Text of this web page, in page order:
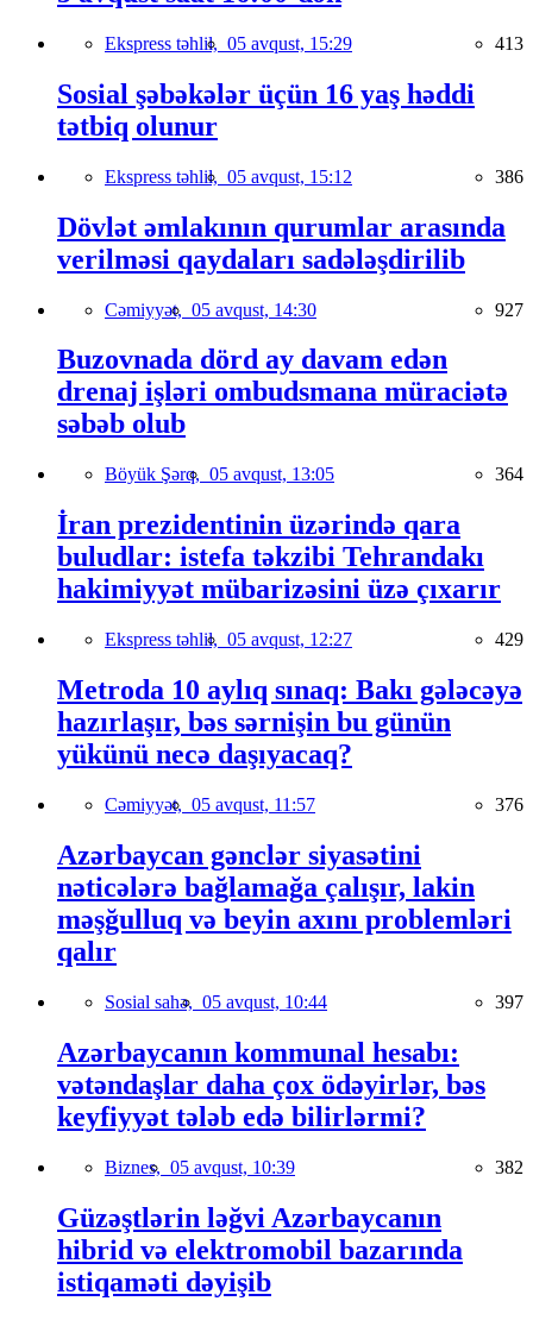
Ekspress təhlil, 05 avqust, 15:29 413
Sosial şəbəkələr üçün 16 yaş həddi
tətbiq olunur
Ekspress təhlil, 05 avqust, 15:12 386
Dövlət əmlakının qurumlar arasında
verilməsi qaydaları sadələşdirilib
Cəmiyyət, 05 avqust, 14:30 927
Buzovnada dörd ay davam edən
drenaj işləri ombudsmana müraciətə
səbəb olub
Böyük Şərq, 05 avqust, 13:05 364
İran prezidentinin üzərində qara
buludlar: istefa təkzibi Tehrandakı
hakimiyyət mübarizəsini üzə çıxarır
Ekspress təhlil, 05 avqust, 12:27 429
Metroda 10 aylıq sınaq: Bakı gələcəyə
hazırlaşır, bəs sərnişin bu günün
yükünü necə daşıyacaq?
Cəmiyyət, 05 avqust, 11:57 376
Azərbaycan gənclər siyasətini
nəticələrə bağlamağa çalışır, lakin
məşğulluq və beyin axını problemləri
qalır
Sosial sahə, 05 avqust, 10:44 397
Azərbaycanın kommunal hesabı:
vətəndaşlar daha çox ödəyirlər, bəs
keyfiyyət tələb edə bilirlərmi?
Biznes, 05 avqust, 10:39 382
Güzəştlərin ləğvi Azərbaycanın
hibrid və elektromobil bazarında
istiqaməti dəyişib